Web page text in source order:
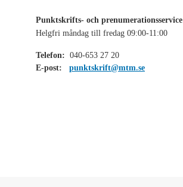
Punktskrifts- och prenumerationsservice
Helgfri måndag till fredag 09:00-11:00
Telefon: 040-653 27 20
E-post:
punktskrift@mtm.se